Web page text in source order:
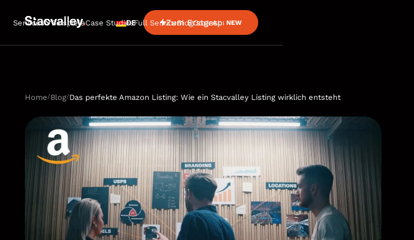
Services BeispieleCase StudiesFull ServiceBlogCora AI NEW
DE Zum Erstgespräch
Home/Blog/Das perfekte Amazon Listing: Wie ein Stacvalley Listing wirklich entsteht